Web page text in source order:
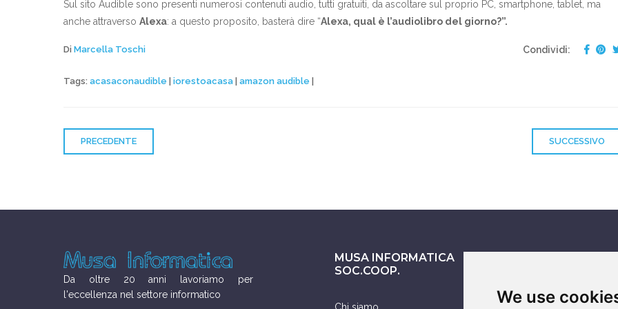
We use
Sul sito Audible sono presenti numerosi contenuti audio, tutti gratuiti, da ascoltare sul proprio PC, smartphone, tablet, ma
anche attraverso Alexa: a questo proposito, basterà dire “Alexa, qual è l’audiolibro del giorno?”.
Di Marcella Toschi Condividi:
Tags: acasaconaudible | iorestoacasa | amazon audible |
PRECEDENTE SUCCESSIVO
Da oltre 20 anni lavoriamo per
l'eccellenza nel settore informatico
MUSA INFORMATICA
SOC.COOP.
Chi siamo Smartphone